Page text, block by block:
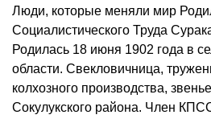
Люди, которые меняли мир
Социалистического Труда
Родилась 18 июня 1902 года в
области. Свекловичница,
колхозного производства,
Сокулукского района. Член